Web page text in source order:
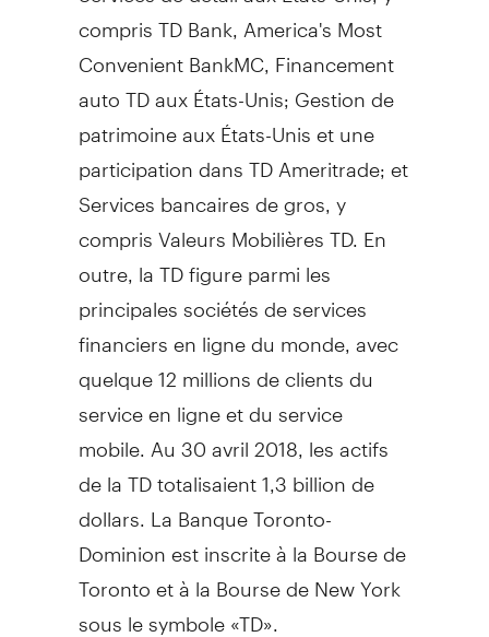
compris TD Bank, America's Most
Convenient BankMC, Financement
auto TD aux États-Unis;Gestion de
patrimoine aux États-Unis et une
participation dans TD Ameritrade; et
Services bancaires de gros, y
compris Valeurs Mobilières TD. En
outre, la TD figure parmi les
principales sociétés de services
financiers en ligne du monde, avec
quelque 12 millions de clients du
service en ligne et du service
mobile. Au 30 avril 2018, les actifs
de la TD totalisaient 1,3 billion de
dollars. La Banque Toronto-
Dominion est inscrite à la Bourse de
Torontoet à la Bourse deNew York
sous le symbole «TD».